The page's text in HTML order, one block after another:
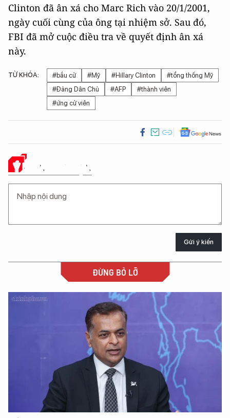
Clinton đã ân xá cho Marc Rich vào 20/1/2001,
ngày cuối cùng của ông tại nhiệm sở. Sau đó,
FBI đã mở cuộc điều tra về quyết định ân xá
này.
TỪ KHÓA: #bầu cử #Mỹ #Hillary Clinton
#tổng thống Mỹ
#Đảng Dân Chủ
#AFP
#thành viên
#ứng cử viên
Ý KIẾN CỦA BẠN
Gửi ý kiến
ĐỪNG BỎ LỠ